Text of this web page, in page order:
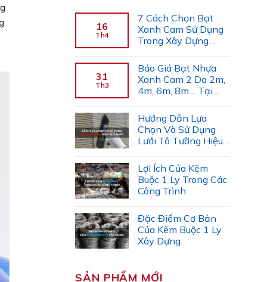
16
Th4
7 Cách Chọn Bạt
Xanh Cam Sử Dụng
Trong Xây Dựng
31
Th3
Báo Giá Bạt Nhựa
Xanh Cam 2 Da 2m,
4m, 6m, 8m… Tại
Hướng Dẫn Lựa
Chọn Và Sử Dụng
Lưới Tô Tường Hiệu
Lợi Ích Của Kẽm
Buộc 1 Ly Trong Các
Công Trình
Đặc Điểm Cơ Bản
Của Kẽm Buộc 1 Ly
Xây Dựng
SẢN PHẨM MỚI